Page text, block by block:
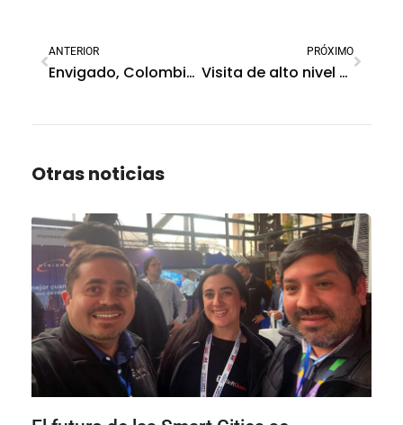
ANTERIOR
Envigado, Colombia impulsa un modelo de seguridad más inteligente con tecnología SoftGuard
PRÓXIMO
Visita de alto nivel consolida la alianza entre SoftGuard y Dahua Technology
Otras noticias